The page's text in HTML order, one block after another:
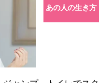
あの人の生き方